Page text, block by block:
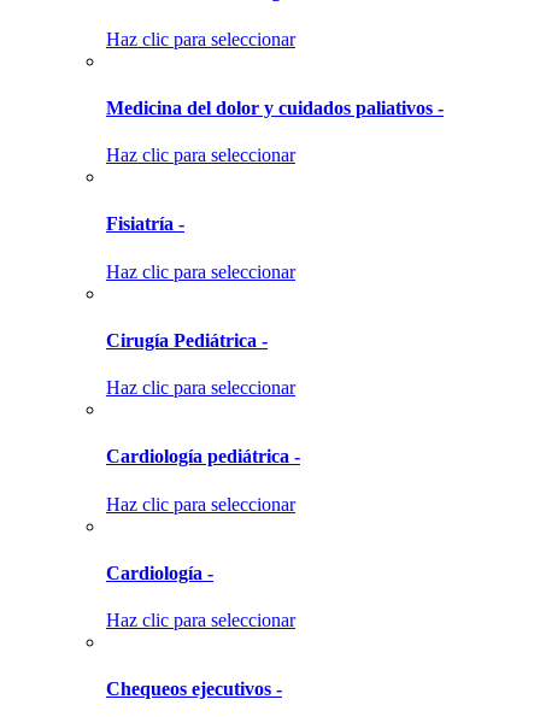
Haz clic para seleccionar
Medicina del dolor y cuidados paliativos -
Haz clic para seleccionar
Fisiatría -
Haz clic para seleccionar
Cirugía Pediátrica -
Haz clic para seleccionar
Cardiología pediátrica -
Haz clic para seleccionar
Cardiología -
Haz clic para seleccionar
Chequeos ejecutivos -